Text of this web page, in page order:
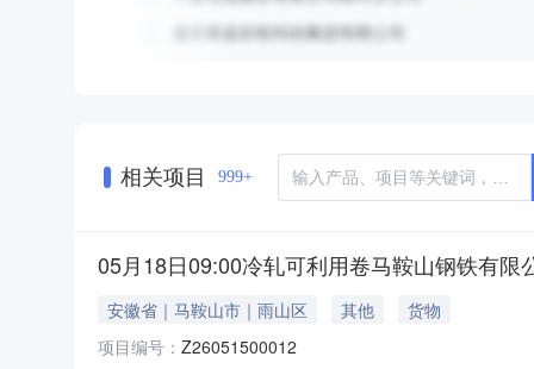
相关项目 999+
05月18日09:00冷轧可利用卷马鞍山钢铁有限
安徽省｜马鞍山市｜雨山区 其他
货物
项目编号： Z26051500012